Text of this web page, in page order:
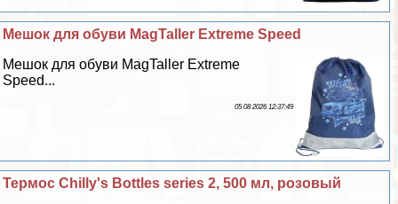
Мешок для обуви MagTaller Extreme Speed
Мешок для обуви MagTaller Extreme
Speed...
05 08 2026 12:37:49
Термос Chilly's Bottles series 2, 500 мл, розовый